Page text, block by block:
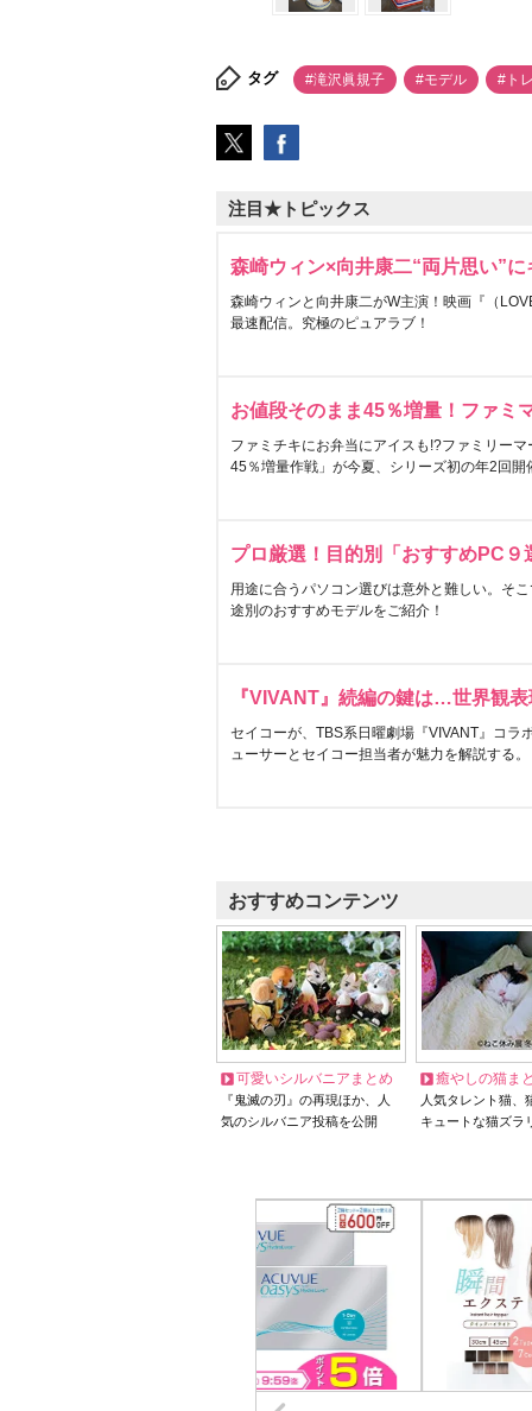
タグ #滝沢眞規子 #モデル #ト
注目★トピックス
森崎ウィン×向井康二“両片思い”
森崎ウィンと向井康二がW主演！映画『（
最速配信。究極のピュアラブ！
お値段そのまま45％増量！ファミ
ファミチキにお弁当にアイスも!?ファミリー
45％増量作戦」が今夏、シリーズ初の年2回開
プロ厳選！目的別「おすすめPC９
用途に合うパソコン選びは意外と難しい。そ
途別のおすすめモデルをご紹介！
『VIVANT』続編の鍵は…世界観
セイコーが、TBS系日曜劇場『VIVANT』コラ
ューサーとセイコー担当者が魅力を解説する。
おすすめコンテンツ
可愛いシルバニアまとめ
『鬼滅の刃』の再現ほか、人
気のシルバニア投稿を公開
癒やしの猫ま
人気タレント猫
キュートな猫ズラ